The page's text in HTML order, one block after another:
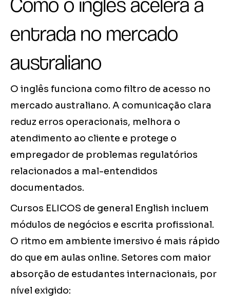
entrada no mercado
australiano
O inglês funciona como filtro de acesso no
mercado australiano. A comunicação clara
reduz erros operacionais, melhora o
atendimento ao cliente e protege o
empregador de problemas regulatórios
relacionados a mal-entendidos
documentados.
Cursos ELICOS de general English incluem
módulos de negócios e escrita profissional.
O ritmo em ambiente imersivo é mais rápido
do que em aulas online. Setores com maior
absorção de estudantes internacionais, por
nível exigido: